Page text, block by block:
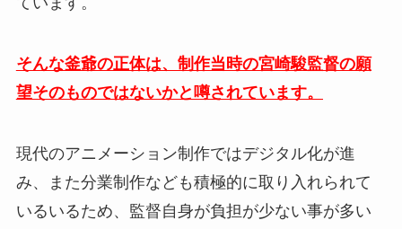
そんな釜爺の正体は、制作当時の宮崎駿監督の願
望そのものではないかと噂されています。
現代のアニメーション制作ではデジタル化が進
み、また分業制作なども積極的に取り入れられて
いるいるため、監督自身が負担が少ない事が多い